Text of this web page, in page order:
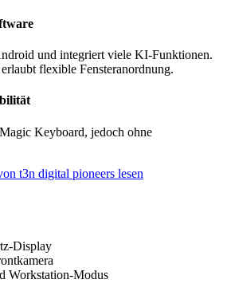
und integriert viele KI-Funktionen.
flexible Fensteranordnung.
Keyboard, jedoch ohne
t3n digital pioneers lesen
Display
Workstation-Modus